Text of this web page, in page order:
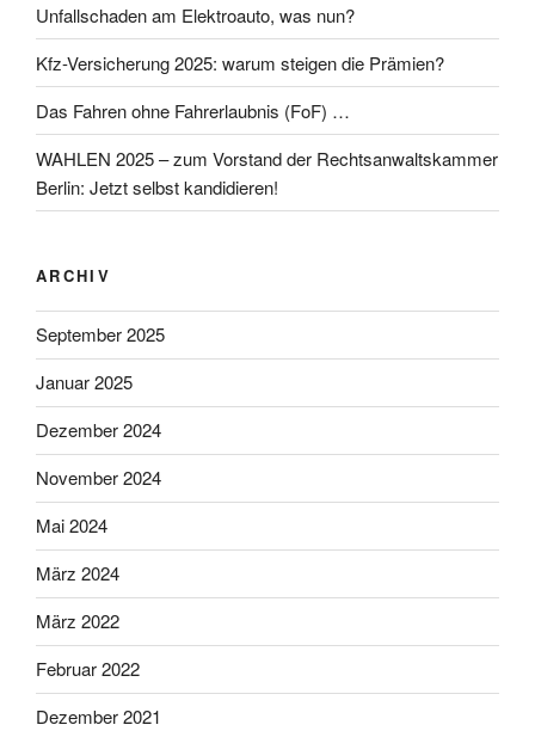
Unfallschaden am Elektroauto, was nun?
Kfz-Versicherung 2025: warum steigen die Prämien?
Das Fahren ohne Fahrerlaubnis (FoF) …
WAHLEN 2025 – zum Vorstand der Rechtsanwaltskammer
Berlin: Jetzt selbst kandidieren!
ARCHIV
September 2025
Januar 2025
Dezember 2024
November 2024
Mai 2024
März 2024
März 2022
Februar 2022
Dezember 2021